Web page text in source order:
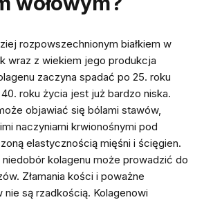
rozpowszechnionym białkiem w
wraz z wiekiem jego produkcja
zaczyna spadać po 25. roku
roku życia jest już bardzo niska.
objawiać się bólami stawów,
naczyniami krwionośnymi pod
elastycznością mięśni i ścięgien.
kolagenu może prowadzić do
Złamania kości i poważne
są rzadkością. Kolagenowi